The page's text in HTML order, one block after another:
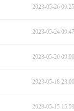
2023-05-26
2023-05-24
2023-05-20
2023-05-18
2023-05-15